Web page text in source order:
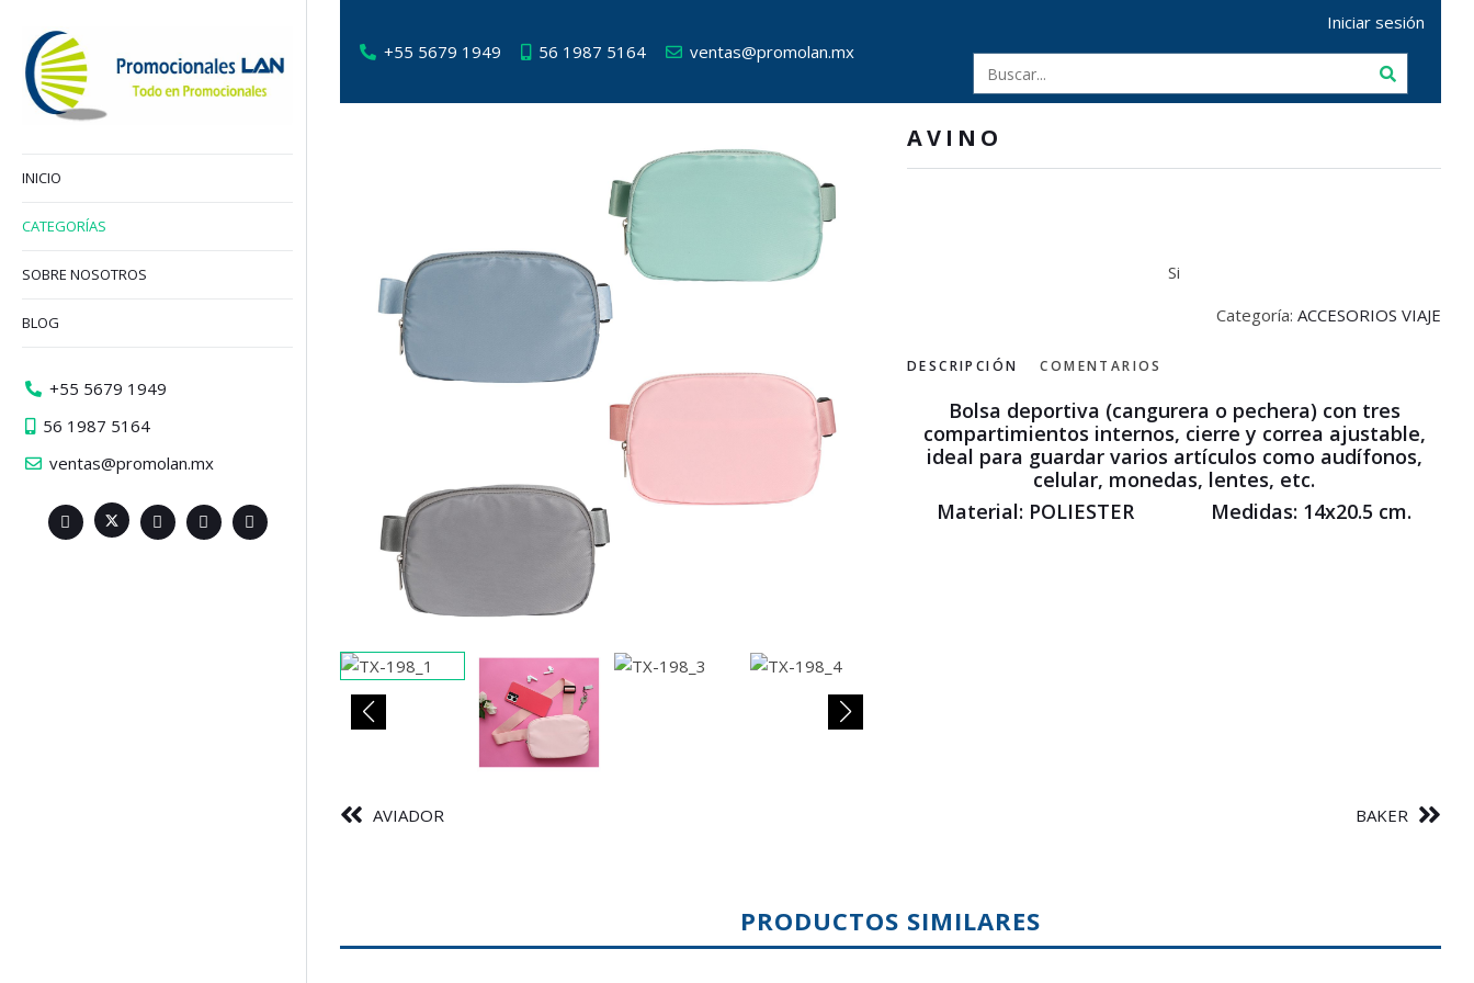
+55 5679 1949 56 1987 5164 ventas@promolan.mx
Iniciar sesión
AVINO
Si
Categoría: ACCESORIOS VIAJE
DESCRIPCIÓN COMENTARIOS
Bolsa deportiva (cangurera o pechera) con tres
compartimientos internos, cierre y correa ajustable,
ideal para guardar varios artículos como audífonos,
celular, monedas, lentes, etc.
Material: POLIESTER Medidas: 14x20.5 cm.
AVIADOR BAKER
PRODUCTOS SIMILARES
INICIO
CATEGORÍAS
SOBRE NOSOTROS
BLOG
+55 5679 1949
56 1987 5164
ventas@promolan.mx